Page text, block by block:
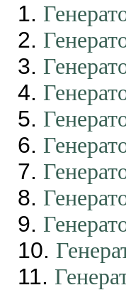
1.
2.
3.
4.
5.
6.
7.
8.
9.
10.
11.